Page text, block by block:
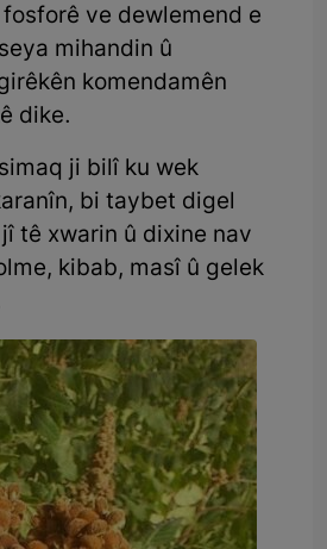
ve dewlemend e
mihandin û
komendamên
dike.
ji bilî ku wek
bi taybet digel
tê xwarin û dixine nav
kibab, masî û gelek